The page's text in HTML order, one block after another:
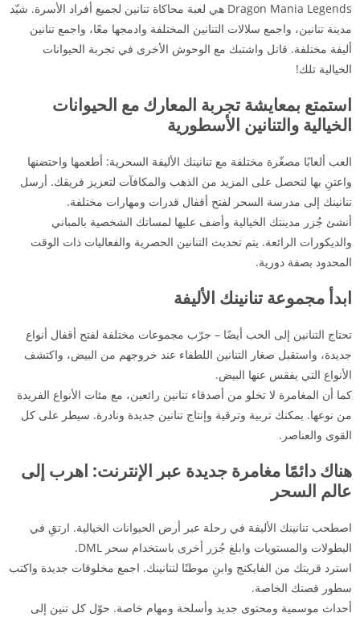
Dragon Mania Legends هي لعبة محاكاة تنانين لجميع أفراد الأسرة. شيّد
مدينة تنانين، واجمع سلالات التنانين المختلفة وادمجها معًا، واجمع تنانين
أليفة مختلفة. قاتل واشتبك مع الوحوش الأخرى في تجربة الحيوانات
الخيالية تلك!
استمتع بمعايشة تجربة المعارك مع الحيوانات
الخيالية والتنانين الأسطورية
العب ألعابًا مصغّرة مختلفة مع تنانينك الأليفة السحرية: أطعمها واحتضنها
واعتنِ بها لتحصل على المزيد من الذهب والمكافآت لتعزيز فريقك. أرسل
تنانينك إلى مدرسة السحر لفتح أقفال قدرات ومهارات مختلفة.
أنشئ جُزر مدينتك الخيالية وأضف عليها لمساتك الشخصية بالمباني
والديكورات الرائعة. يتم تحديث التنانين الحصرية والفعاليات ذات الوقت
المحدود بصفة دورية.
ابدأ مجموعة تنانينك الأليفة
تحتاج التنانين إلى الحب أيضًا – جرّب مجموعات مختلفة لفتح أقفال أنواع
جديدة، واستقبل صغار التنانين اللطفاء عند خروجهم من البيض، واكتشف
الأنواع التي يفقس عنها البيض.
كما أن المغامرة لا تخلو من أصدقاء تنانين رائعين، مع مئات الأنواع الفريدة
من نوعها. يمكنك تربية وترقية وإنتاج تنانين جديدة ونادرة. سيطر على كل
القوى والعناصر.
هناك دائمًا مغامرة جديدة عبر الإنترنت: اهرب إلى
عالم السحر
اصطحب تنانينك الأليفة في رحلة عبر أرض الحيوانات الخيالية. ارتقِ في
البطولات والمستويات وابلغ جُزر أخرى باستخدام سحر DML.
استرد قريتك من الفايكنج وابنِ موطنًا لتنانينك. اجمع مخلوقات جديدة واكتب
سطور قصتك الخاصة.
أحداث موسمية ومحتوى جديد وأسلحة ومهام خاصة. حوّل كل تنين إلى